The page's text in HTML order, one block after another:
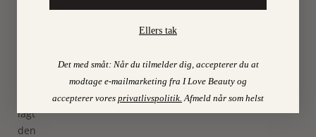
mascara.
lagt
den
Ellers tak
Det med småt: Når du tilmelder dig, accepterer du at
modtage e-mailmarketing fra I Love Beauty og
accepterer vores privatlivspolitik Afmeld når som helst